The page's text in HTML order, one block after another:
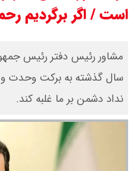
قیمت
قیمت
است / اگر برگردیم
مشاور رئیس‌ دفتر رئیس
سال گذشته به برکت وحدت و
نداد دشمن بر ما غلبه کند.